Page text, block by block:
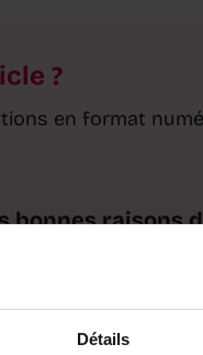
Détails
?
en format
bonnes raisons